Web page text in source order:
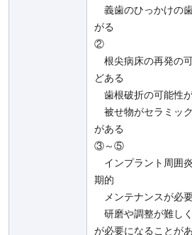
義歯のひっかけの
がる
②
根尖病床の再発の
どある
歯根破折の可能性が
被せ物がセラミッ
がある
③～⑤
インプラント周囲
期的
メンテナンスが必
研磨や調整が難し
が必要になることが